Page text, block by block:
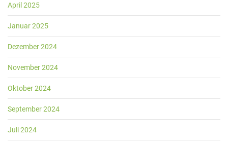
April 2025
Januar 2025
Dezember 2024
November 2024
Oktober 2024
September 2024
Juli 2024